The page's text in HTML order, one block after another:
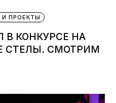
ПРОЕКТЫ
В КОНКУРСЕ НА
СТЕЛЫ. СМОТРИМ